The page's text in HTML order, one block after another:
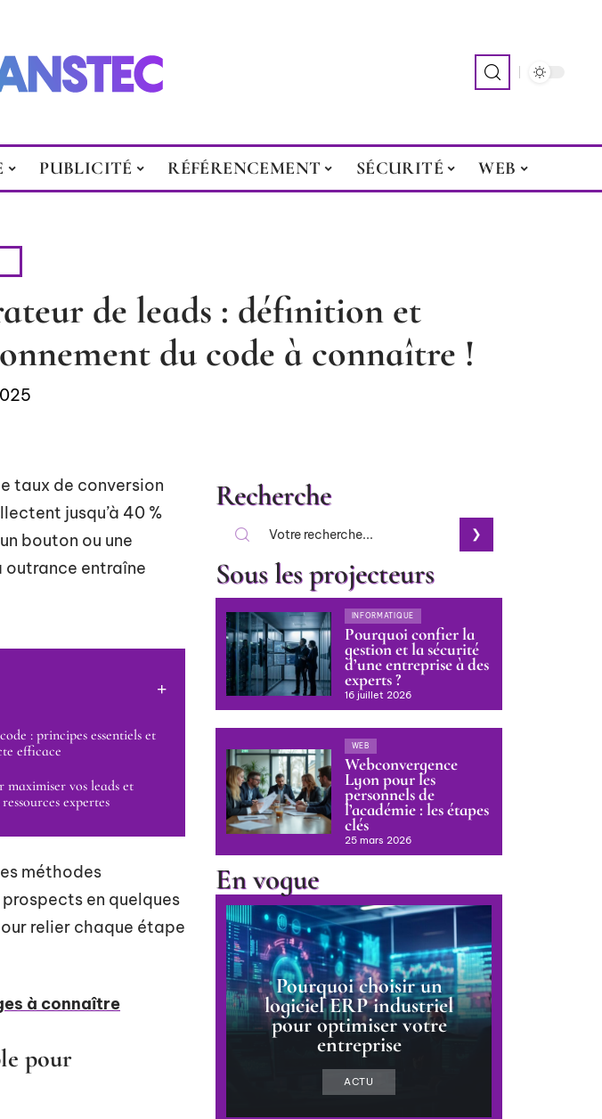
PUBLICITÉ RÉFÉRENCEMENT SÉCURITÉ WEB
de leads : définition et
du code à connaître !
taux de conversion
jusqu’à 40 %
bouton ou une
outrance entraîne
: principes essentiels et
efficace
maximiser vos leads et
expertes
méthodes
en quelques
relier chaque étape
à connaître
pour
Recherche
Sous les projecteurs
INFORMATIQUE
Pourquoi confier la
gestion et la sécurité
d’une entreprise à des
experts ?
16 juillet 2026
WEB
Webconvergence
Lyon pour les
personnels de
l’académie : les étapes
clés
25 mars 2026
En vogue
Pourquoi choisir un
logiciel ERP industriel
pour optimiser votre
entreprise
ACTU